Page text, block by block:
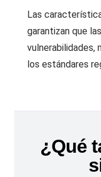
Las
garantizan que
vulnerabilidades,
los estándares
¿Qué